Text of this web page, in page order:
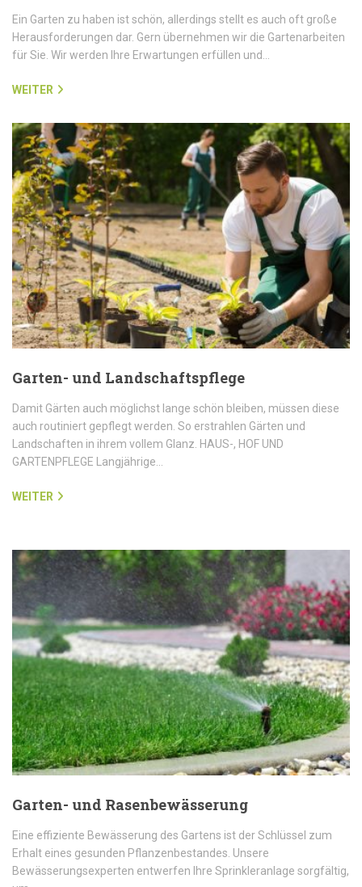
Ein Garten zu haben ist schön, allerdings stellt es auch oft große
Herausforderungen dar. Gern übernehmen wir die Gartenarbeiten
für Sie. Wir werden Ihre Erwartungen erfüllen und…
WEITER
Garten- und Landschaftspflege
Damit Gärten auch möglichst lange schön bleiben, müssen diese
auch routiniert gepflegt werden. So erstrahlen Gärten und
Landschaften in ihrem vollem Glanz. HAUS-, HOF UND
GARTENPFLEGE Langjährige…
WEITER
Garten- und Rasenbewässerung
Eine effiziente Bewässerung des Gartens ist der Schlüssel zum
Erhalt eines gesunden Pflanzenbestandes. Unsere
Bewässerungsexperten entwerfen Ihre Sprinkleranlage sorgfältig,